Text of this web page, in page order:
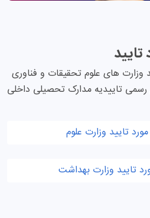
وزارت های علوم تحقیقات و فناوری
تاییدیه مدارک تحصیلی داخلی
تایید وزارت علوم
تایید وزارت بهداشت